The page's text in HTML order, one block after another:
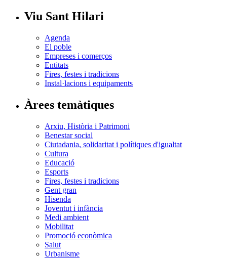
Viu Sant Hilari
Agenda
El poble
Empreses i comerços
Entitats
Fires, festes i tradicions
Instal·lacions i equipaments
Àrees temàtiques
Arxiu, Història i Patrimoni
Benestar social
Ciutadania, solidaritat i polítiques d'igualtat
Cultura
Educació
Esports
Fires, festes i tradicions
Gent gran
Hisenda
Joventut i infància
Medi ambient
Mobilitat
Promoció econòmica
Salut
Urbanisme